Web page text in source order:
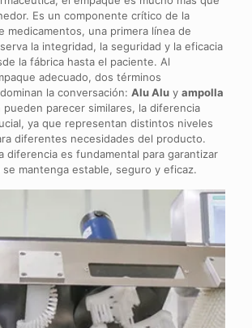
Es un componente crítico de la
medicamentos, una primera línea de
la integridad, la seguridad y la eficacia
la fábrica hasta el paciente. Al
adecuado, dos términos
la conversación: Alu Alu y ampolla
pueden parecer similares, la diferencia
ya que representan distintos niveles
diferentes necesidades del producto.
diferencia es fundamental para garantizar
mantenga estable, seguro y eficaz.